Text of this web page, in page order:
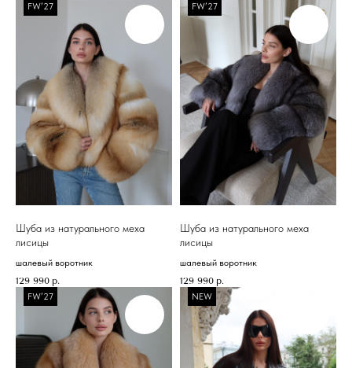
FW’27
Шуба из натурального меха
лисицы
шалевый воротник
129 990 р.
FW’27
Шуба из натурального меха
лисицы
шалевый воротник
129 990 р.
FW’27 NEW